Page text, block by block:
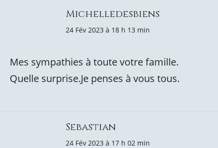
Michelledesbiens
24 Fév 2023 à 18 h 13 min
Mes sympathies à toute votre famille.
Quelle surprise.Je penses à vous tous.
Sebastian
24 Fév 2023 à 17 h 02 min